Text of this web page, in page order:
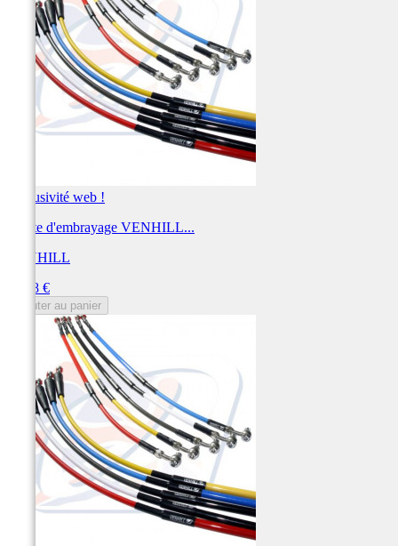
Exclusivité web !
Durite d'embrayage VENHILL...
VENHILL
55,28 €
Ajouter au panier